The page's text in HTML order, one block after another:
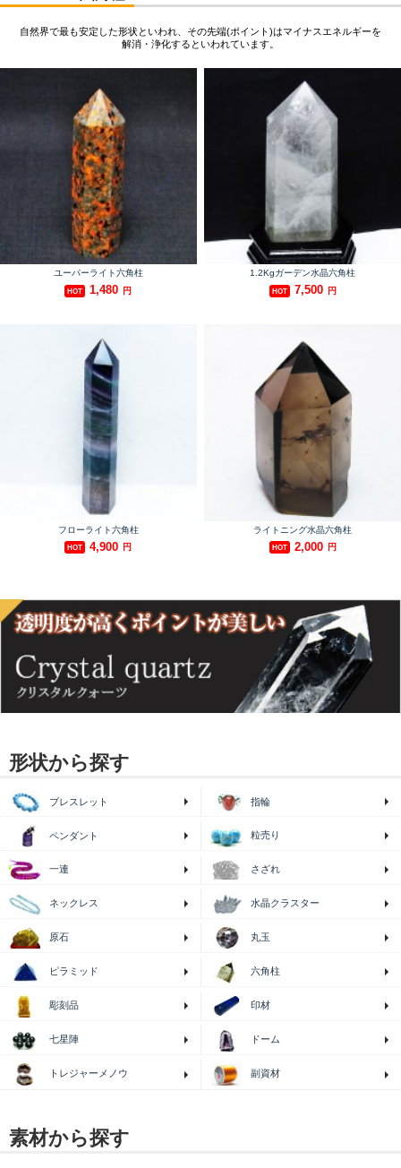
形状から探す
ブレスレット 指輪
ペンダント 粒売り
一連 さざれ
ネックレス 水晶クラスター
原石 丸玉
ピラミッド 六角柱
彫刻品 印材
七星陣 ドーム
トレジャーメノウ 副資材
素材から探す